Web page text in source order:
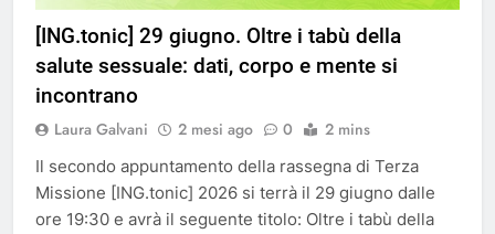
[ING.tonic] 29 giugno. Oltre i tabù della
salute sessuale: dati, corpo e mente si
incontrano
Laura Galvani 2 mesi ago 0 2 mins
Il secondo appuntamento della rassegna di Terza
Missione [ING.tonic] 2026 si terrà il 29 giugno dalle
ore 19:30 e avrà il seguente titolo: Oltre i tabù della